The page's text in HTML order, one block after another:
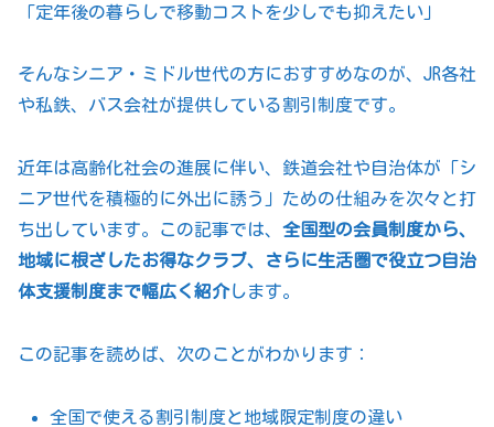
「定年後の暮らしで移動コストを少しでも抑えたい」
そんなシニア・ミドル世代の方におすすめなのが、JR各社
や私鉄、バス会社が提供している割引制度です。
近年は高齢化社会の進展に伴い、鉄道会社や自治体が「シ
ニア世代を積極的に外出に誘う」ための仕組みを次々と打
ち出しています。この記事では、 全国型の会員制度から、
地域に根ざしたお得なクラブ、さらに生活圏で役立つ自治
体支援制度まで幅広く紹介します。
この記事を読めば、次のことがわかります：
全国で使える割引制度と地域限定制度の違い